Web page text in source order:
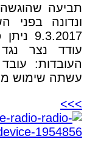
תביעה
ונדונה בפני
עודד נצר
העובדות:
עשתה שימוש
>>>